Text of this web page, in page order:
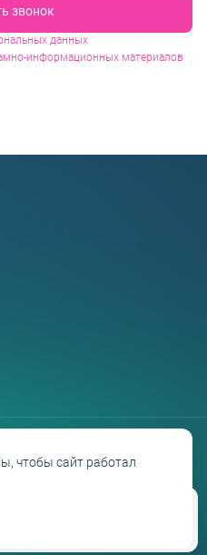
звонок
данных
информационных материалов
чтобы сайт работал